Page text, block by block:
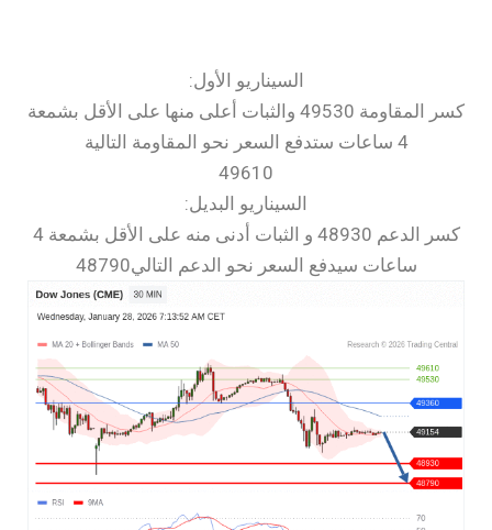
السيناريو الأول:
كسر المقاومة 49530 والثبات أعلى منها على الأقل بشمعة
4 ساعات ستدفع السعر نحو المقاومة التالية
49610
السيناريو البديل:
كسر الدعم 48930 و الثبات أدنى منه على الأقل بشمعة 4
ساعات سيدفع السعر نحو الدعم التالي48790